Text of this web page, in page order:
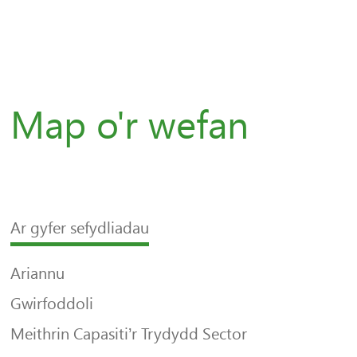
Map o'r wefan
Ar gyfer sefydliadau
Ariannu
Gwirfoddoli
Meithrin Capasiti’r Trydydd Sector